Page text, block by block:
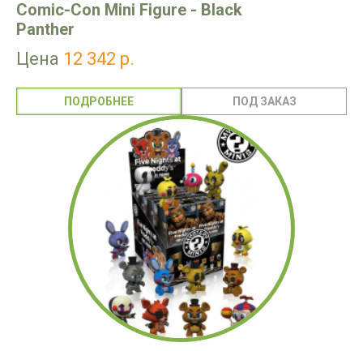
Comic-Con Mini Figure - Black
Panther
Цена 12 342 р.
ПОДРОБНЕЕ